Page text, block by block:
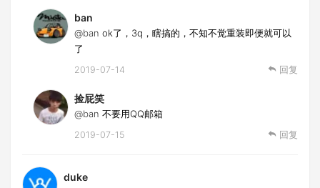
ban
@ban ok了，3q，瞎搞的，不知不觉重装即便就可以
了
2019-07-14 回复
捡屁笑
@ban 不要用QQ邮箱
2019-07-15 回复
duke